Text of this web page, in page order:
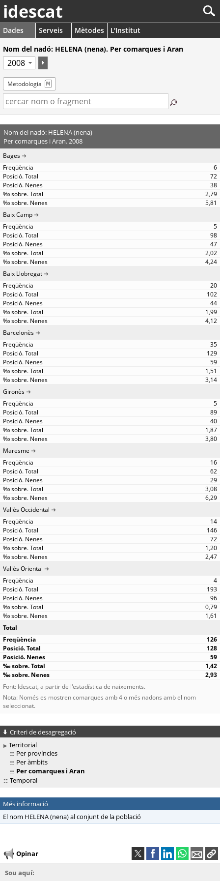
idescat
Dades Serveis Mètodes
L'Institut
Nom del nadó: HELENA (nena). Per comarques i Aran
Metodologia
Nom del nadó: HELENA (nena)
Per comarques i Aran. 2008
Bages
6
72
38
2,79
5,81
Baix Camp
5
98
47
2,02
4,24
Baix Llobregat
20
102
44
1,99
4,12
Barcelonès
35
129
59
1,51
3,14
Gironès
5
89
40
1,87
3,80
Maresme
16
62
29
3,08
6,29
Vallès Occidental
14
146
72
1,20
2,47
Vallès Oriental
4
193
96
0,79
1,61
Total
126
128
59
1,42
2,93
Font: Idescat, a partir de l'estadística de naixements.
Nota: Només es mostren comarques amb 4 o més nadons amb el nom
seleccionat.
Criteri de desagregació
Territorial
Per províncies
Per àmbits
Per comarques i Aran
Temporal
Més informació
El nom HELENA (nena) al conjunt de la població
Opinar
Sou aquí: